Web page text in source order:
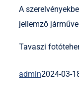
A
jellemző
Tavaszi
admin2024-03-